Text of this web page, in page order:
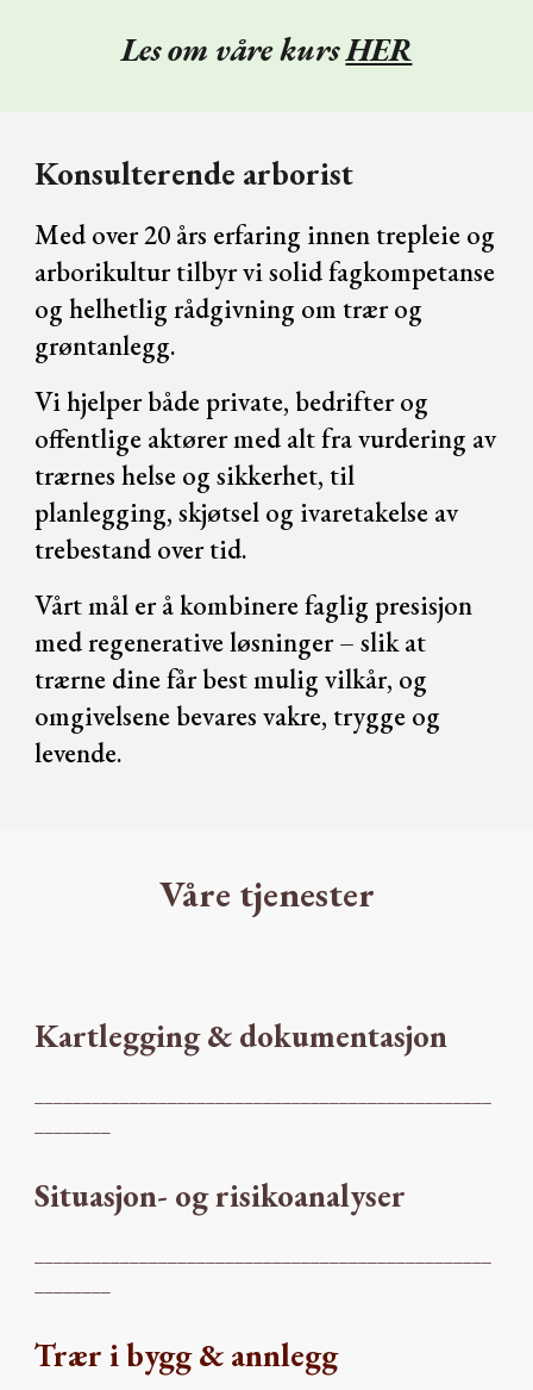
Les om våre kursHER
Konsulterende arborist
Med over 20 års erfaring innen trepleie og
arborikultur tilbyr vi solid fagkompetanse
og helhetlig rådgivning om trær og
grøntanlegg.
Vi hjelper både private, bedrifter og
offentlige aktører med alt fra vurdering av
trærnes helse og sikkerhet, til
planlegging, skjøtsel og ivaretakelse av
trebestand over tid.
Vårt mål er å kombinere faglig presisjon
med regenerative løsninger – slik at
trærne dine får best mulig vilkår, og
omgivelsene bevares vakre, trygge og
levende.
Våre tjenester
Kartlegging & dokumentasjon
Situasjon- og risikoanalyser
Trær i bygg & annlegg